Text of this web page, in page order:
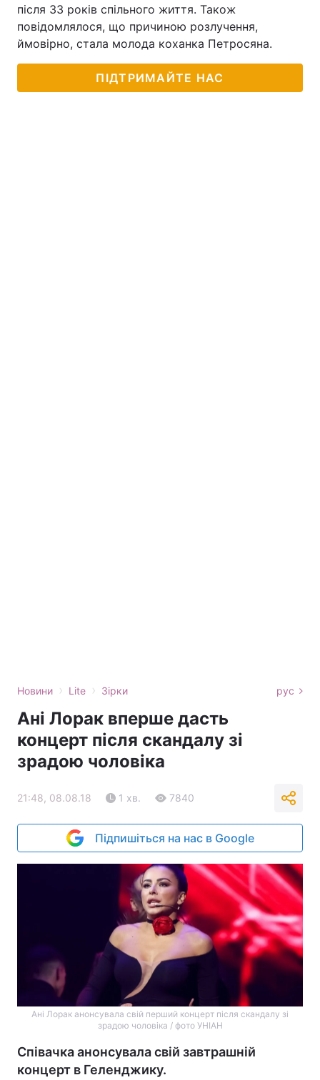
після 33 років спільного життя. Також
повідомлялося, що причиною розлучення,
ймовірно, стала молода коханка Петросяна.
ПІДТРИМАЙТЕ НАС
Новини › Lite › Зірки рус
Ані Лорак вперше дасть
концерт після скандалу зі
зрадою чоловіка
21:48, 08.08.18 1 хв. 7840
Підпишіться на нас в Google
Ані Лорак анонсувала свій перший концерт після скандалу зі
зрадою чоловіка / фото УНІАН
Співачка анонсувала свій завтрашній
концерт в Геленджику.